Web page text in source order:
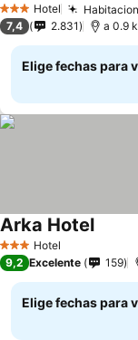
3 Estrellas
Hotel
7,4 2.831 a 0.9
Elige fechas para
3 Estrellas
Hotel
Arka Hotel
9,2 Excelente 159
Elige fechas para